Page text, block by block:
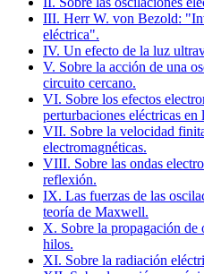
III. Herr W. von Bezold:
eléctrica".
IV. Un efecto de la luz
V. Sobre la acción de una
circuito cercano.
VI. Sobre los efectos
perturbaciones eléctricas en
VII. Sobre la velocidad
electromagnéticas.
VIII. Sobre las ondas
reflexión.
IX. Las fuerzas de las
teoría de Maxwell.
X. Sobre la propagación de
hilos.
XI. Sobre la radiación